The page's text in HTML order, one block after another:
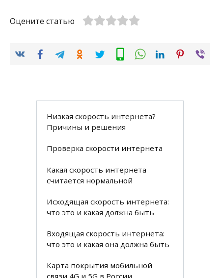
Оцените статью
Низкая скорость интернета?
Причины и решения
Проверка скорости интернета
Какая скорость интернета
считается нормальной
Исходящая скорость интернета:
что это и какая должна быть
Входящая скорость интернета:
что это и какая она должна быть
Карта покрытия мобильной